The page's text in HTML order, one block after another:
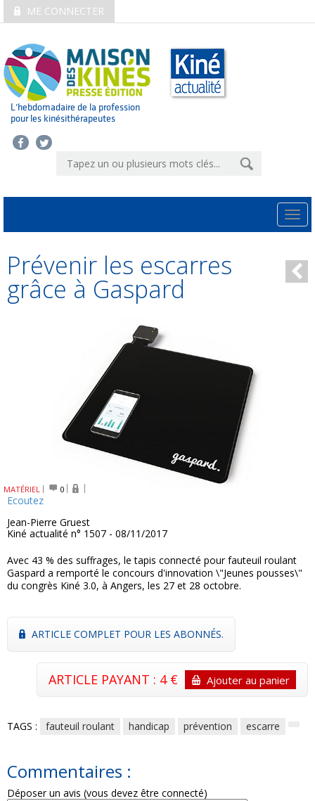
ME CONNECTER
L’hebdomadaire de la profession
pour les kinésithérapeutes
Prévenir les escarres
grâce à Gaspard
MATÉRIEL 0
Ecoutez
Jean-Pierre Gruest
Kiné actualité n° 1507 - 08/11/2017
Avec 43 % des suffrages, le tapis connecté pour fauteuil roulant
Gaspard a remporté le concours d'innovation \"Jeunes pousses\"
du congrès Kiné 3.0, à Angers, les 27 et 28 octobre.
ARTICLE COMPLET POUR LES ABONNÉS.
ARTICLE PAYANT : 4 € Ajouter au panier
TAGS : fauteuil roulant handicap prévention escarre
Commentaires :
Déposer un avis (vous devez être connecté)